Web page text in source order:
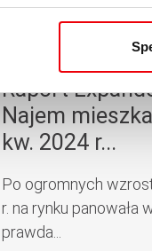
Raport
Najem
kw. 2024 r...
Po ogromnych
r. na rynku panowała
prawda...